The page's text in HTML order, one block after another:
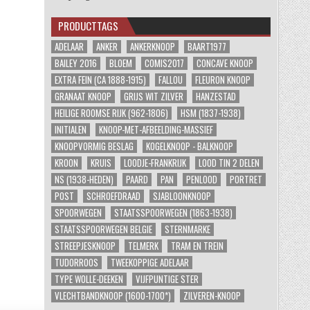
PRODUCTTAGS
ADELAAR ANKER ANKERKNOOP
BAART1977
BAILEY 2016
BLOEM COMIS2017
CONCAVE KNOOP
EXTRA FEIN (CA 1888-1915)
FALLOU
FLEURON KNOOP
GRANAAT KNOOP
GRIJS WIT ZILVER
HANZESTAD
HEILIGE ROOMSE RIJK (962-1806)
HSM (1837-1938)
INITIALEN
KNOOP-MET-AFBEELDING-MASSIEF
KNOOPVORMIG BESLAG
KOGELKNOOP - BALKNOOP
KROON
KRUIS LOODJE-FRANKRIJK
LOOD TIN 2 DELEN
NS (1938-HEDEN)
PAARD PAN PENLOOD
PORTRET
POST
SCHROEFDRAAD
SJABLOONKNOOP
SPOORWEGEN
STAATSSPOORWEGEN (1863-1938)
STAATSSPOORWEGEN BELGIE
STERNMARKE
STREEPJESKNOOP
TELMERK
TRAM EN TREIN
TUDORROOS
TWEEKOPPIGE ADELAAR
TYPE WOLLE-DEEKEN
VIJFPUNTIGE STER
VLECHTBANDKNOOP (1600-1700*)
ZILVEREN-KNOOP